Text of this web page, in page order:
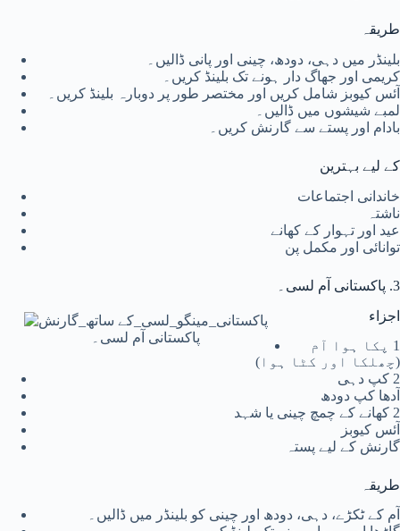
طریقہ
بلینڈر میں دہی، دودھ، چینی اور پانی ڈالیں۔
کریمی اور جھاگ دار ہونے تک بلینڈ کریں۔
آئس کیوبز شامل کریں اور مختصر طور پر دوبارہ بلینڈ کریں۔
لمبے شیشوں میں ڈالیں۔
بادام اور پستے سے گارنش کریں۔
کے لیے بہترین
خاندانی اجتماعات
ناشتہ
عید اور تہوار کے کھانے
توانائی اور مکمل پن
3. پاکستانی آم لسی۔
پاکستانی آم لسی۔
اجزاء
1 پکا ہوا آم
(چھلکا اور کٹا ہوا)
2 کپ دہی
آدھا کپ دودھ
2 کھانے کے چمچ چینی یا شہد
آئس کیوبز
گارنش کے لیے پستہ
طریقہ
آم کے ٹکڑے، دہی، دودھ اور چینی کو بلینڈر میں ڈالیں۔